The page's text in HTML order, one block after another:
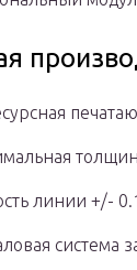
линии +/-
система